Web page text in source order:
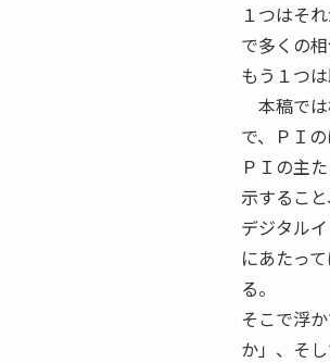
１つはそ
で多くの
もう１つ
本稿では
で、ＰＩ
ＰＩの主
示するこ
デジタル
にあたっ
る。
そこで浮
か」、そ